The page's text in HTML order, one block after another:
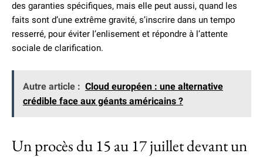
des garanties spécifiques, mais elle peut aussi, quand les
faits sont d’une extrême gravité, s’inscrire dans un tempo
resserré, pour éviter l’enlisement et répondre à l’attente
sociale de clarification.
Autre article : Cloud européen : une alternative
crédible face aux géants américains ?
Un procès du 15 au 17 juillet devant un